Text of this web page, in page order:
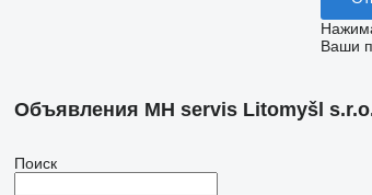
Ваши
Объявления MH servis Litomyšl
Поиск